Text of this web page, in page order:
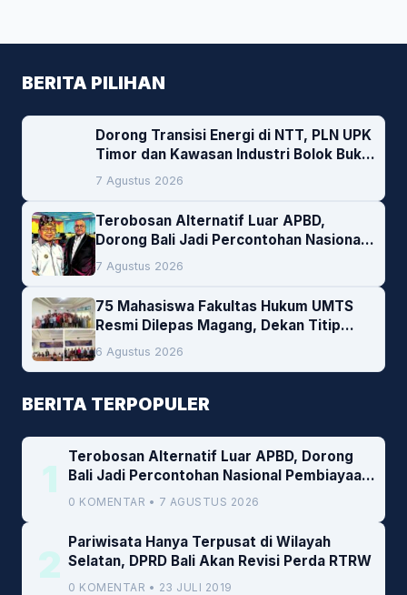
BERITA PILIHAN
Dorong Transisi Energi di NTT, PLN UPK
Timor dan Kawasan Industri Bolok Buka
Peluang Investasi Woodchip untuk
Cofiring PLTU Bolok
7 Agustus 2026
Terobosan Alternatif Luar APBD,
Dorong Bali Jadi Percontohan Nasional
Pembiayaan Daerah
7 Agustus 2026
75 Mahasiswa Fakultas Hukum UMTS
Resmi Dilepas Magang, Dekan Titip
Empat Pesan Penting
6 Agustus 2026
BERITA TERPOPULER
1
Terobosan Alternatif Luar APBD, Dorong
Bali Jadi Percontohan Nasional Pembiayaan
Daerah
0 KOMENTAR • 7 AGUSTUS 2026
2
Pariwisata Hanya Terpusat di Wilayah
Selatan, DPRD Bali Akan Revisi Perda RTRW
0 KOMENTAR • 23 JULI 2019